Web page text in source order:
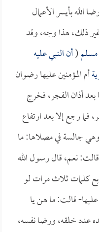
الله بأيسر الأعمال
ذلك، هذا وجه، وقد
مسلم(أن النبي عليه
أم المؤمنين عليها رضوان
أذان الفجر، فخرج
فما رجع إلا بعد ارتفاع
جالسة في مصلاها: ما
نعم، قال رسول الله
كلمات ثلاث مرات لو
قالت: ما هن يا
عدد خلقه، ورضا نفسه،